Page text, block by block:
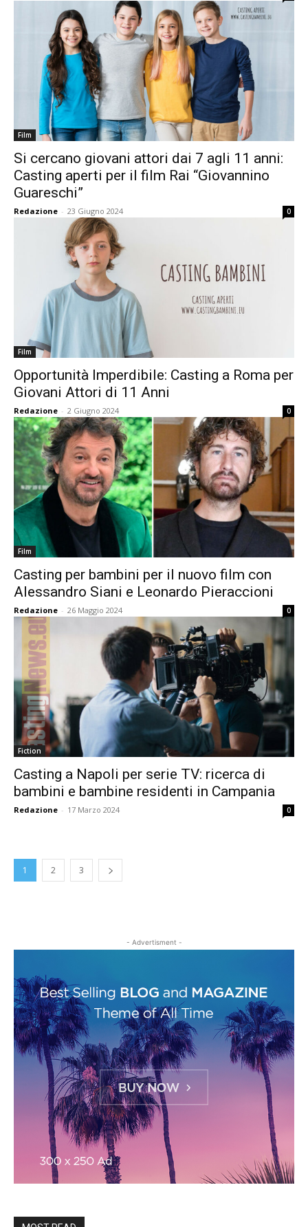
Film
Si cercano giovani attori dai 7 agli 11 anni:
Casting aperti per il film Rai “Giovannino
Guareschi”
Redazione - 23 Giugno 2024 0
Film
Opportunità Imperdibile: Casting a Roma per
Giovani Attori di 11 Anni
Redazione - 2 Giugno 2024 0
Film
Casting per bambini per il nuovo film con
Alessandro Siani e Leonardo Pieraccioni
Redazione - 26 Maggio 2024 0
Fiction
Casting a Napoli per serie TV: ricerca di
bambini e bambine residenti in Campania
Redazione - 17 Marzo 2024 0
1 2 3
- Advertisment -